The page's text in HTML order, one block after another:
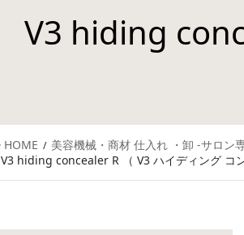
V3 hiding
HOME 美容機械・商材 仕入れ ・卸 -サロン
V3 hiding concealer R （ V3 ハイディング コ